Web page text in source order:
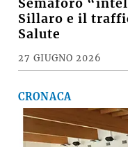
Semaforo
Sillaro e il
Salute
27 GIUGNO 2026
CRONACA